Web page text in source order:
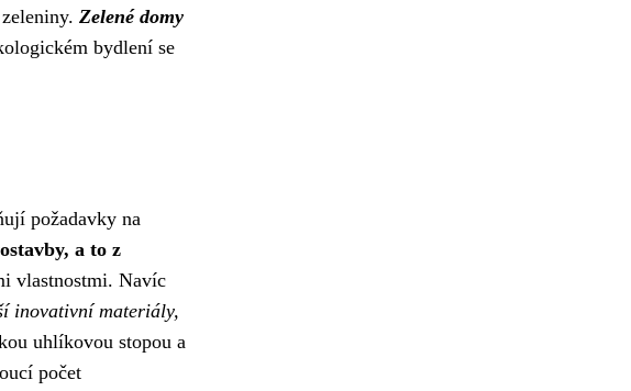
Zelené domy
bydlení se
požadavky na
a to z
vlastnostmi. Navíc
inovativní materiály,
uhlíkovou stopou a
počet